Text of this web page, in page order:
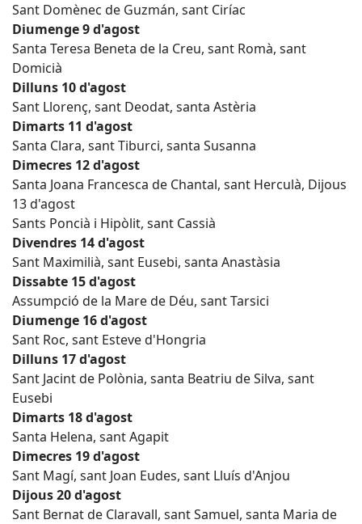
Sant Domènec de Guzmán, sant Ciríac
Diumenge 9 d'agost
Santa Teresa Beneta de la Creu, sant Romà, sant
Domicià
Dilluns 10 d'agost
Sant Llorenç, sant Deodat, santa Astèria
Dimarts 11 d'agost
Santa Clara, sant Tiburci, santa Susanna
Dimecres 12 d'agost
Santa Joana Francesca de Chantal, sant Herculà, Dijous
13 d'agost
Sants Poncià i Hipòlit, sant Cassià
Divendres 14 d'agost
Sant Maximilià, sant Eusebi, santa Anastàsia
Dissabte 15 d'agost
Assumpció de la Mare de Déu, sant Tarsici
Diumenge 16 d'agost
Sant Roc, sant Esteve d'Hongria
Dilluns 17 d'agost
Sant Jacint de Polònia, santa Beatriu de Silva, sant
Eusebi
Dimarts 18 d'agost
Santa Helena, sant Agapit
Dimecres 19 d'agost
Sant Magí, sant Joan Eudes, sant Lluís d'Anjou
Dijous 20 d'agost
Sant Bernat de Claravall, sant Samuel, santa Maria de